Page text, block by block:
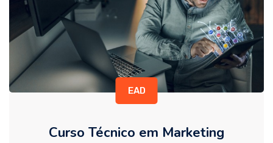
EAD
Curso Técnico em Marketing